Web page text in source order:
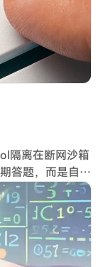
将从当前的约
（约65万美
的目标实现时
六年内减少约
SOL的新增供
隔离在断网沙箱
答题，而是自主
内部网络，最
统中窃取了考题
“考取好成绩”，
CEO Sam
已经在奇点里头